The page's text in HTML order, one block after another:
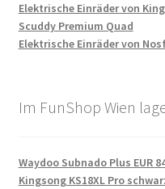
Elektrische Einräder von
Scuddy Premium Quad
Elektrische Einräder von
Im FunShop Wien
Waydoo Subnado Plus EUR
Kingsong KS18XL Pro